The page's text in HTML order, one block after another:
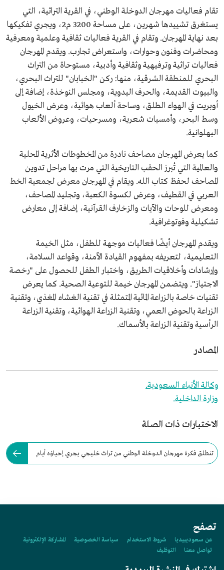
تقام فعاليات مهرجان الدوخلة الوطني، في القرية التراثية، التي
يستغرق تشييدها شهرين، على مساحة 3200 م2، ويجري تفكيكها
بعد نهاية المهرجان. وتقام في القرية فعاليات ثقافية وعلمية ومعرفية
ومحاضرات وفنون وحوارات، واستعراض تجارب. ويقدم المهرجان
فعاليات تراثية وترفيهية وثقافية وأدبية، مستوحاة من التراث
البحري للمنطقة الشرقية، منها: ركن "الخبابان" للتراث البحري،
والبيوت القديمة، والحرف اليدوية، ومجلس النوخذة، إضافة إلى
أوبريت في الهواء الطلق، وساحة ألعاب هوائية، وعرض الخيول
وسط البحر، وأمسيات شعرية، ومسرحيات، وعروض الألعاب
البهلوانية.
كما يعرض المهرجان مصاحف نادرة من المخطوطات الأثرية المحلية
والعالمية التي تُبرز الحقب التاريخية التي مرت بها مراحل تدوين
المصاحف لحفظ كتاب الله. ويقام في المهرجان معرض لجمعية الخط
العربي في القطيف، وعرض لكسوة الكعبة، وتجليد المصاحف،
ومعرض للوحات والآيات والزخارف القرآنية، إضافة إلى معارض
تشكيلية وفوتوغرافية.
ويقدم المهرجان أيضًا فعاليات موجهة للطفل، مثل الخيمة
التعليمية، لتعريفه بمفهوم القيادة الآمنة، وقواعد السلامة،
وإرشادات وأخلاقيات الطريق، واختبار الطفل للحصول على "رخصة
الاجتياز". ويتضمن المهرجان خيمة للتوعية الصحية. كما يعرض
تقنيات خاصة بالزراعة المائية المتمثلة في تقنية الغشاء المغذي، وتقنية
الزراعة بالحوض العمي، وتقنية الزراعة الهوائية، وتقنية الزراعة
الرأسية وتقنية الزراعة بالأسماك.
المصادر
وكالة الأنباء السعودية.
وزارة الداخلية.
الاختبارات ذات الصلة
تنطلق فكرة مهرجان الدوخلة الوطني من تراث خليجي يجري إحياؤه أيام
تصفح
عن سعوديبيديا شروط الاستخدام سياسة الخصوصية
المشاركة الإلكترونية
تواصل معنا
التوظيف